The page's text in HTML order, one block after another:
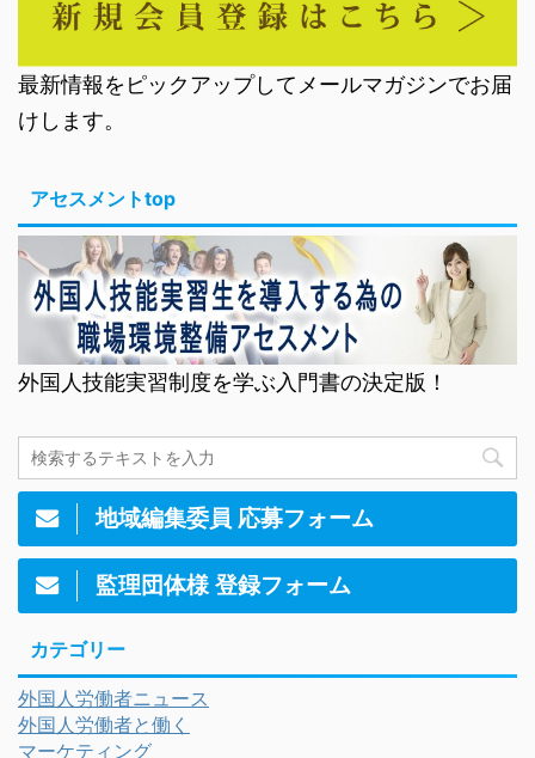
最新情報をピックアップしてメールマガジンでお届
けします。
アセスメントtop
外国人技能実習制度を学ぶ入門書の決定版！
地域編集委員 応募フォーム
監理団体様 登録フォーム
カテゴリー
外国人労働者ニュース
外国人労働者と働く
マーケティング